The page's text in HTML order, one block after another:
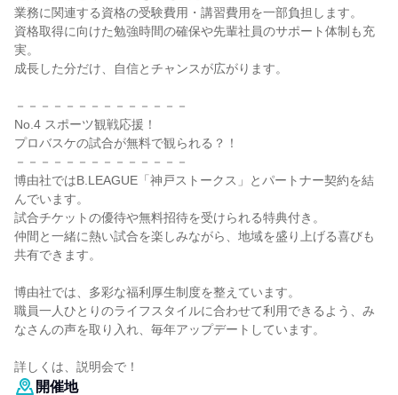
業務に関連する資格の受験費用・講習費用を一部負担します。
資格取得に向けた勉強時間の確保や先輩社員のサポート体制も充
実。
成長した分だけ、自信とチャンスが広がります。
－－－－－－－－－－－－－－
No.4 スポーツ観戦応援！
プロバスケの試合が無料で観られる？！
－－－－－－－－－－－－－－
博由社ではB.LEAGUE「神戸ストークス」とパートナー契約を結
んでいます。
試合チケットの優待や無料招待を受けられる特典付き。
仲間と一緒に熱い試合を楽しみながら、地域を盛り上げる喜びも
共有できます。
博由社では、多彩な福利厚生制度を整えています。
職員一人ひとりのライフスタイルに合わせて利用できるよう、み
なさんの声を取り入れ、毎年アップデートしています。
詳しくは、説明会で！
開催地